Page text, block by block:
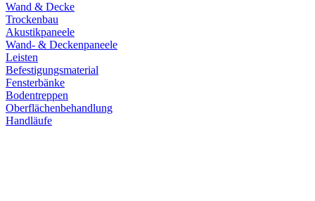
Wand & Decke
Trockenbau
Akustikpaneele
Wand- & Deckenpaneele
Leisten
Befestigungsmaterial
Fensterbänke
Bodentreppen
Oberflächenbehandlung
Handläufe